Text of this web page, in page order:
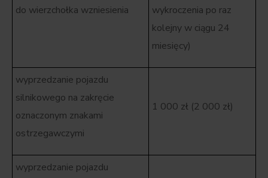
do wierzchołka wzniesienia
wykroczenia po raz
kolejny w ciągu 24
miesięcy)
wyprzedzanie pojazdu
silnikowego na zakręcie
oznaczonym znakami
ostrzegawczymi
1 000 zł (2 000 zł)
wyprzedzanie pojazdu